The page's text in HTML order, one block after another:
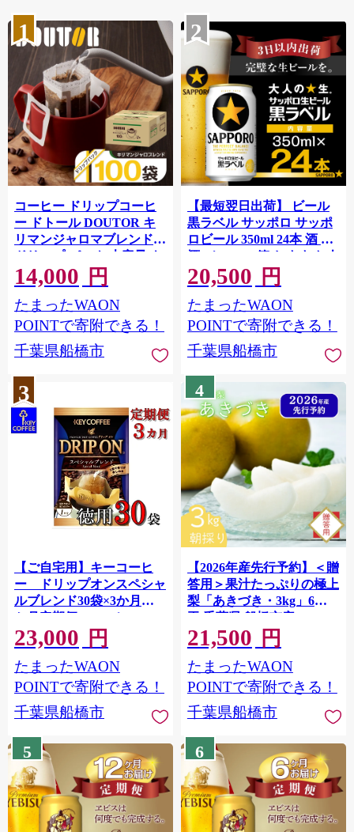
1
コーヒー ドリップコーヒ
ー ドトール DOUTOR キ
リマンジャロマブレンド
ドリップ パック 大容量 キ
リマンジャロ 個包装 100袋
100杯 珈琲 オフィス キャ
ンプ アウトドア カフェ ギ
フト 手軽 本格 おすすめ 年
14,000 円
たまったWAON
POINTで寄附できる！
千葉県船橋市
2
【最短翌日出荷】 ビール
黒ラベル サッポロ サッポ
ロビール 350ml 24本 酒 お
酒 1ケース 1箱 おすすめ 人
気 ギフト 贈答 24 ケース
20,500 円
たまったWAON
POINTで寄附できる！
千葉県船橋市
3
【ご自宅用】キーコーヒ
ー ドリップオンスペシャ
ルブレンド30袋×3か月 3
か月定期便 コーヒー ロ
ングセラー お手軽 ドリ
ップ ブレンド 定番 人
気 珈琲
23,000 円
たまったWAON
POINTで寄附できる！
千葉県船橋市
4
【2026年産先行予約】＜贈
答用＞果汁たっぷりの極上
梨「あきづき・3kg」6～9
玉 千葉県 船橋市産
21,500 円
たまったWAON
POINTで寄附できる！
千葉県船橋市
5 6